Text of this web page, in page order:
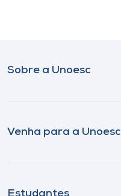
Sobre a Unoesc
Venha para a Unoesc